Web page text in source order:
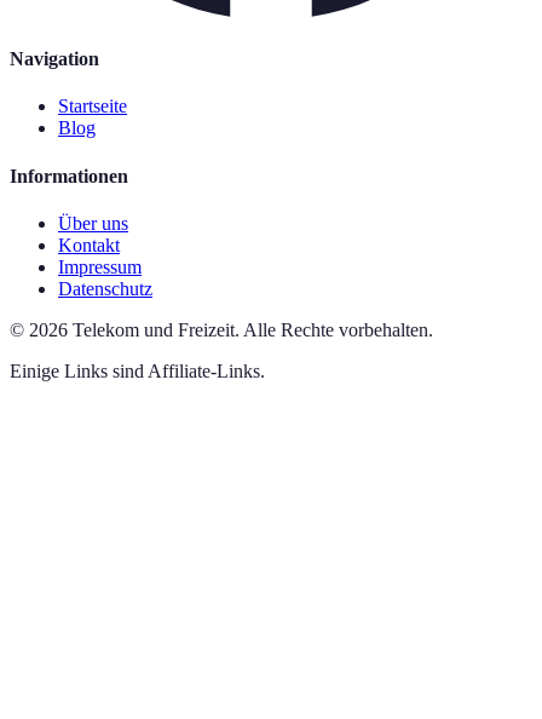
Navigation
Startseite
Blog
Informationen
Über uns
Kontakt
Impressum
Datenschutz
© 2026 Telekom und Freizeit. Alle Rechte vorbehalten.
Einige Links sind Affiliate-Links.